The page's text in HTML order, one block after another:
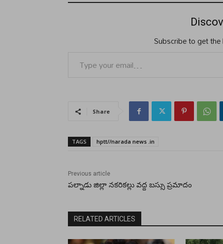
Subscribe to get
Share
TAGS hptt//narada news .in
Previous article
పల్నాడు జిల్లా నకరికల్లు వద్ద బస్సు ప్రమాదం
RELATED ARTICLES